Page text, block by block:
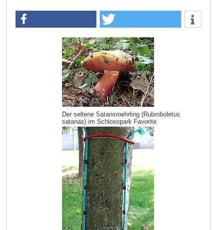
Der seltene Satansroehrling (Rubroboletus
satanas) im Schlosspark Favorite